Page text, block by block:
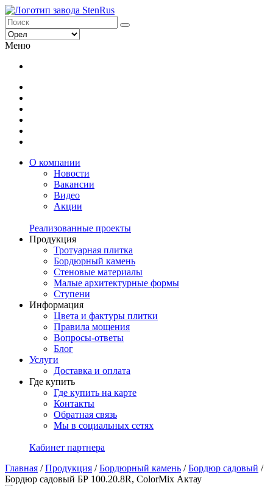
Меню
О компании
Новости
Вакансии
Видео
Акции
Реализованные проекты
Продукция
Тротуарная плитка
Бордюрный камень
Стеновые материалы
Малые архитектурные формы
Ступени
Информация
Цвета и фактуры плитки
Правила мощения
Вопросы-ответы
Блог
Услуги
Доставка и оплата
Где купить
Где купить на карте
Контакты
Обратная связь
Мы в социальных сетях
Кабинет партнера
Главная /Продукция /Бордюрный камень /Бордюр садовый /
Бордюр садовый БР 100.20.8R, ColorMix Актау